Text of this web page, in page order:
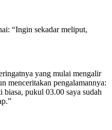
“Ingin sekadar meliput,
yang mulai mengalir
menceritakan pengalamannya:
pukul 03.00 saya sudah